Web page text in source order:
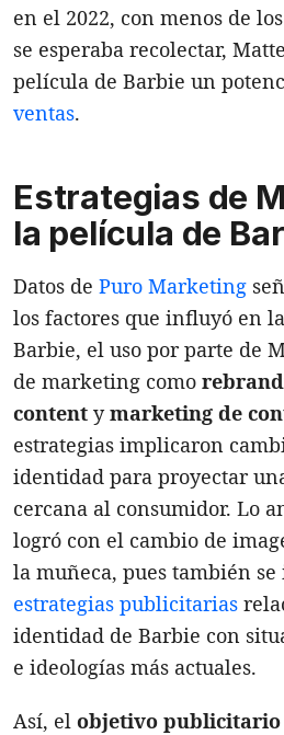
en el 2022, con menos de
se esperaba recolectar,
película de Barbie un
ventas.
Estrategias de
la película de
Datos de Puro Marketing
los factores que influyó en
Barbie, el uso por parte de
de marketing como
content ymarketing de
estrategias implicaron
identidad para proyectar
cercana al consumidor. Lo
logró con el cambio de
la muñeca, pues también
estrategias publicitarias
identidad de Barbie con
e ideologías más actuales.
Así, el objetivo publicitario